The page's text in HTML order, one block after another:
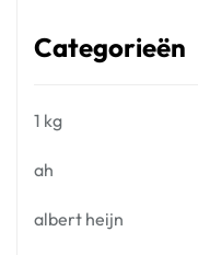
Categorieën
1 kg
ah
albert heijn